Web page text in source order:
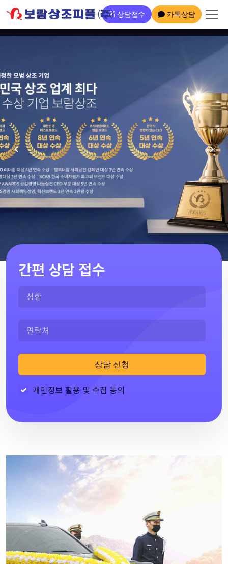
팝업레이어 알림이 없습니다.
상담접수 카톡상담
간편 상담 접수
상담 신청
개인정보 활용 및 수집 동의